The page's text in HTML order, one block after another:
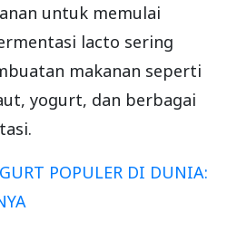
untuk memulai
lacto sering
makanan seperti
yogurt, dan berbagai
POPULER DI DUNIA: